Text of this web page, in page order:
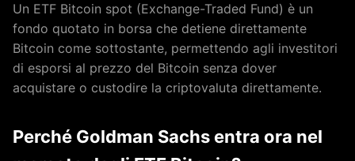
Un ETF Bitcoin spot (Exchange-Traded Fund) è un
fondo quotato in borsa che detiene direttamente
Bitcoin come sottostante, permettendo agli investitori
di esporsi al prezzo del Bitcoin senza dover
acquistare o custodire la criptovaluta direttamente.
Perché Goldman Sachs entra ora nel